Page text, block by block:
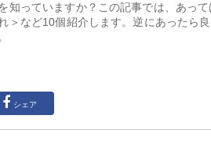
知っていますか？この記事では、あっ
＞など10個紹介します。逆にあったら
シェア